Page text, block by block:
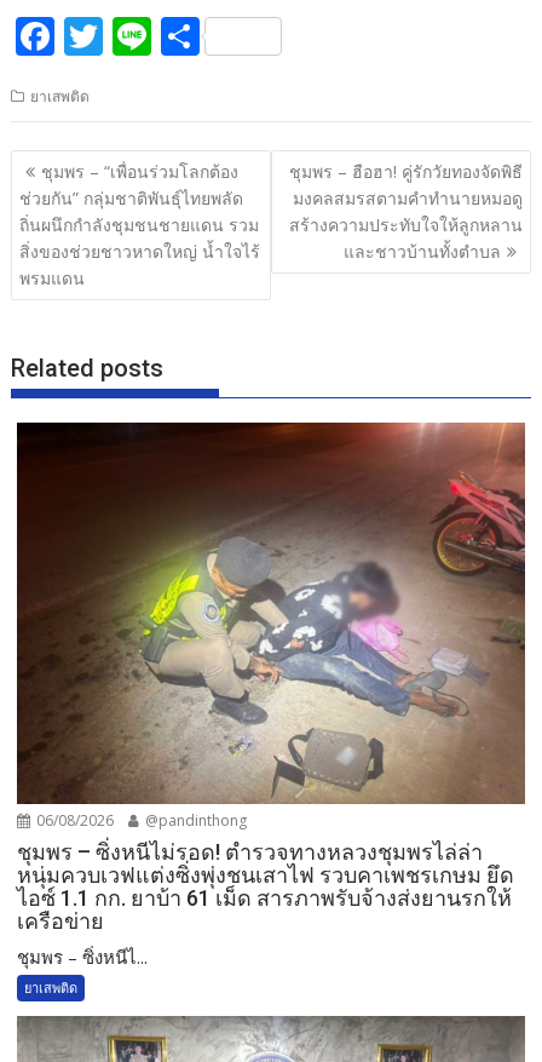
F
e
b
o
o
k
T
itt
er
Li
e
S
ar
e
ยาเสพติด
แนะแนว
เรื่อง
ชุมพร – “เพื่อนร่วมโลกต้อง
ช่วยกัน” กลุ่มชาติพันธุ์ไทยพลัด
ถิ่นผนึกกำลังชุมชนชายแดน รวม
สิ่งของช่วยชาวหาดใหญ่ น้ำใจไร้
พรมแดน
ชุมพร – ฮือฮา! คู่รักวัยทองจัดพิธี
มงคลสมรสตามคำทำนายหมอดู
สร้างความประทับใจให้ลูกหลาน
และชาวบ้านทั้งตำบล
Related posts
06/08/2026 @pandinthong
ชุมพร – ซิ่งหนีไม่รอด! ตำรวจทางหลวงชุมพรไล่ล่า
หนุ่มควบเวฟแต่งซิ่งพุ่งชนเสาไฟ รวบคาเพชรเกษม ยึด
ไอซ์ 1.1 กก. ยาบ้า 61 เม็ด สารภาพรับจ้างส่งยานรกให้
เครือข่าย
ชุมพร – ซิ่งหนีไ...
ยาเสพติด